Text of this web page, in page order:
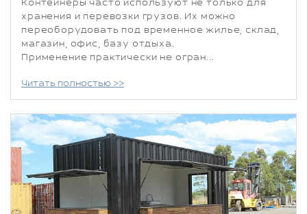
Контейнеры часто используют не только для
хранения и перевозки грузов. Их можно
переоборудовать под временное жилье, склад,
магазин, офис, базу отдыха.
Применение практически не огран...
Читать полностью >>